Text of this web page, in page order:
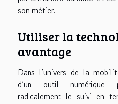
son métier.
Utiliser la
avantage
Dans l’univers de la
d’un outil numérique
radicalement le suivi en